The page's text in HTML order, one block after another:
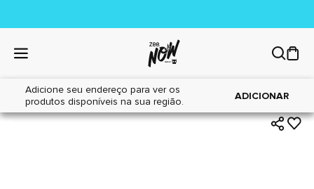
Adicione seu endereço para ver os
produtos disponíveis na sua região.
ADICIONAR
Home|Cães|Acessórios